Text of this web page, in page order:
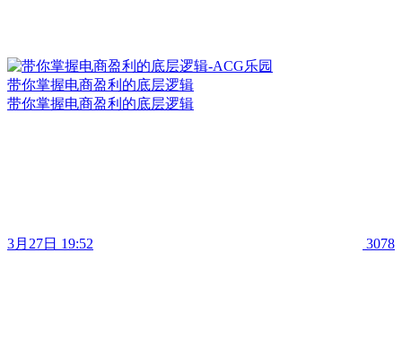
带你掌握电商盈利的底层逻辑
带你掌握电商盈利的底层逻辑
3月27日 19:52 3078